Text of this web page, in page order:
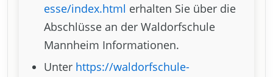
esse/index.html erhalten Sie über die
Abschlüsse an der Waldorfschule
Mannheim Informationen.
Unter https://waldorfschule-